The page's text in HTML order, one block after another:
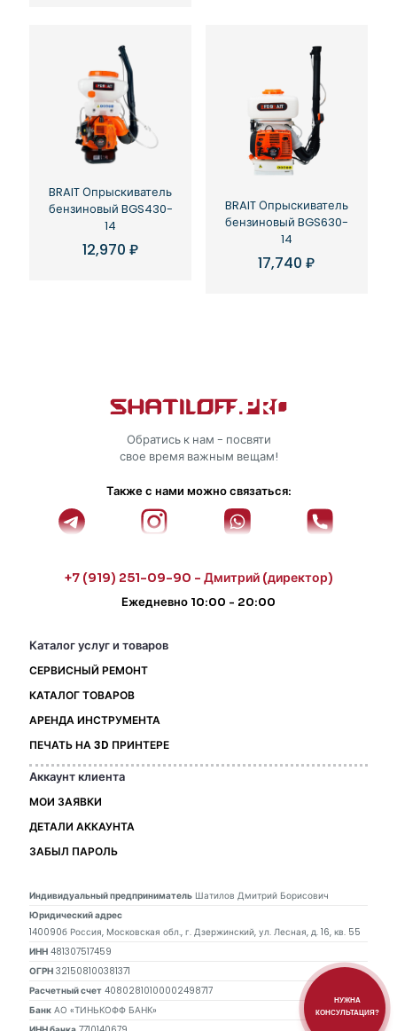
BRAIT Опрыскиватель
бензиновый BGS430-
14
12,970₽
BRAIT Опрыскиватель
бензиновый BGS630-
14
17,740₽
Обратись к нам - посвяти
свое время важным вещам!
Также с нами можно связаться:
+7 (919) 251-09-90 - Дмитрий (директор)
Ежедневно 10:00 - 20:00
Каталог услуг и товаров
СЕРВИСНЫЙ РЕМОНТ
КАТАЛОГ ТОВАРОВ
АРЕНДА ИНСТРУМЕНТА
ПЕЧАТЬ НА 3D ПРИНТЕРЕ
Аккаунт клиента
МОИ ЗАЯВКИ
ДЕТАЛИ АККАУНТА
ЗАБЫЛ ПАРОЛЬ
Индивидуальный предприниматель Шатилов Дмитрий Борисович
Юридический адрес
140090б Россия, Московская обл., г. Дзержинский, ул. Лесная, д. 16, кв. 55
ИНН 481307517459
ОГРН 321508100381371
Расчетный счет 40802810100002498717
Банк АО «ТИНЬКОФФ БАНК»
НУЖНА
КОНСУЛЬТАЦИЯ?